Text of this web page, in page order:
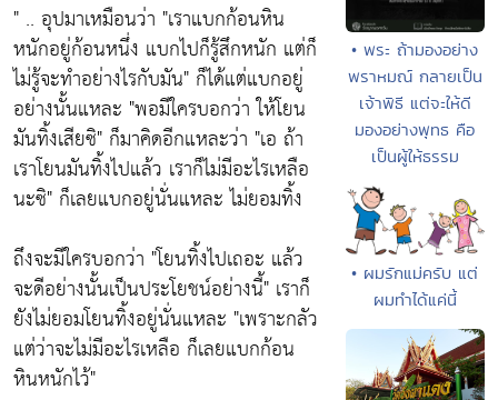
" .. อุปมาเหมือนว่า "เราแบกก้อนหิน
หนักอยู่ก้อนหนึ่ง แบกไปก็รู้สึกหนัก แต่ก็
ไม่รู้จะทำอย่างไรกับมัน" ก็ได้แต่แบกอยู่
อย่างนั้นแหละ "พอมีใครบอกว่า ให้โยน
มันทิ้งเสียซิ" ก็มาคิดอีกแหละว่า "เอ ถ้า
เราโยนมันทิ้งไปแล้ว เราก็ไม่มีอะไรเหลือ
นะซิ" ก็เลยแบกอยู่นั่นแหละ ไม่ยอมทิ้ง
ถึงจะมีใครบอกว่า "โยนทิ้งไปเถอะ แล้ว
จะดีอย่างนั้นเป็นประโยชน์อย่างนี้" เราก็
ยังไม่ยอมโยนทิ้งอยู่นั่นแหละ "เพราะกลัว
แต่ว่าจะไม่มีอะไรเหลือ ก็เลยแบกก้อน
หินหนักไว้"
• พระ ถ้ามองอย่าง
พราหมณ์ กลายเป็น
เจ้าพิธี แต่จะให้ดี
มองอย่างพุทธ คือ
เป็นผู้ให้ธรรม
• ผมรักแม่ครับ แต่
ผมทำได้แค่นี้